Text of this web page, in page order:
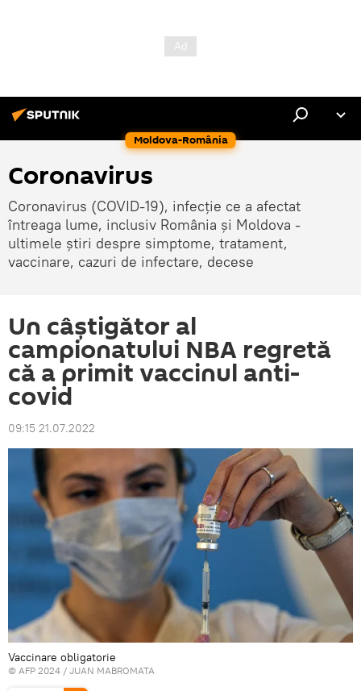
Moldova-România
Coronavirus
Coronavirus (COVID-19), infecție ce a afectat
întreaga lume, inclusiv România și Moldova -
ultimele știri despre simptome, tratament,
vaccinare, cazuri de infectare, decese
Un câştigător al
campionatului NBA regretă
că a primit vaccinul anti-
covid
09:15 21.07.2022
Vaccinare obligatorie
© AFP 2024 / JUAN MABROMATA